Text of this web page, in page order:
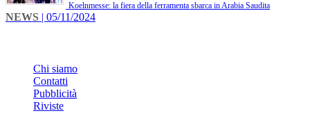
Koelnmesse: la fiera della ferramenta sbarca in Arabia Saudita
NEWS | 05/11/2024
Chi siamo
Contatti
Pubblicità
Riviste